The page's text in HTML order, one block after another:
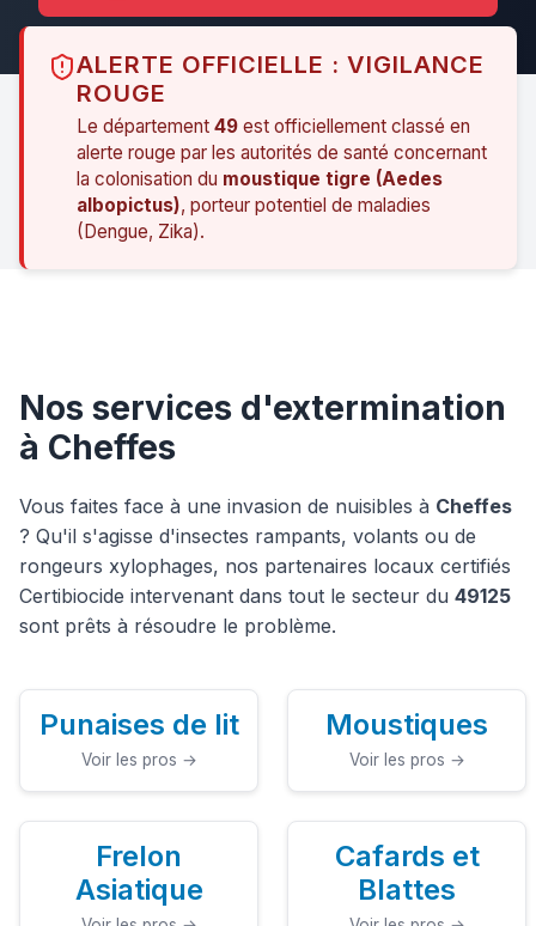
ALERTE OFFICIELLE : VIGILANCE
ROUGE
Le département 49 est officiellement classé en
alerte rouge par les autorités de santé concernant
la colonisation du moustique tigre (Aedes
albopictus), porteur potentiel de maladies
(Dengue, Zika).
Nos services d'extermination
à Cheffes
Vous faites face à une invasion de nuisibles à Cheffes
? Qu'il s'agisse d'insectes rampants, volants ou de
rongeurs xylophages, nos partenaires locaux certifiés
Certibiocide intervenant dans tout le secteur du 49125
sont prêts à résoudre le problème.
Punaises de lit
Voir les pros →
Moustiques
Voir les pros →
Frelon
Asiatique
Cafards et
Blattes